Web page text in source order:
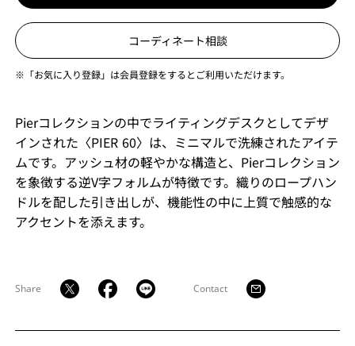
コーディネート相談
※「お気に入り登録」は会員登録をするとご利用いただけます。
Pierコレクションの中でライティングデスクとしてデザ
インされた〈PIER 60〉は、ミニマルで洗練されたアイテ
ムです。アッシュ材の軽やかな構造と、Pierコレクション
を象徴する逆V字フォルムが特徴です。織りのロープハン
ドルを配した引き出しが、機能性の中に上質で触感的な
アクセントを添えます。
Share Contact